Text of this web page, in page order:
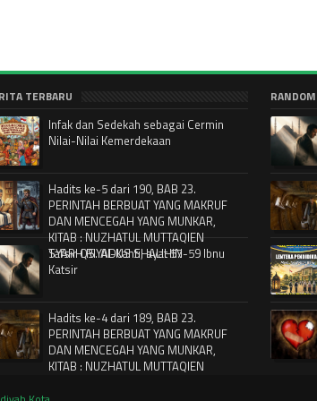
TERBARU
Infak dan Sedekah sebagai Cermin
Nilai-Nilai Kemerdekaan
Hadits ke-5 dari 190, BAB 23.
PERINTAH BERBUAT YANG MAKRUF
DAN MENCEGAH YANG MUNKAR,
KITAB : NUZHATUL MUTTAQIEN
SYARH RIYADUS SHALIHIN
Tafsir QS. Al-Kahfi, ayat 57-59 Ibnu
Katsir
Hadits ke-4 dari 189, BAB 23.
PERINTAH BERBUAT YANG MAKRUF
DAN MENCEGAH YANG MUNKAR,
KITAB : NUZHATUL MUTTAQIEN